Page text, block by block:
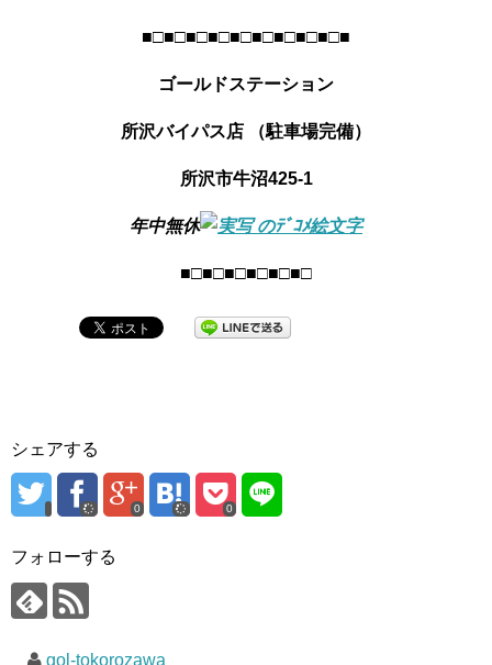
■□■□■□■□■□■□■□■□■□■
ゴールドステーション
所沢バイパス店 （駐車場完備）
所沢市牛沼425-1
年中無休
■□■□■□■□■□■□
シェアする
0 0
フォローする
gol-tokorozawa